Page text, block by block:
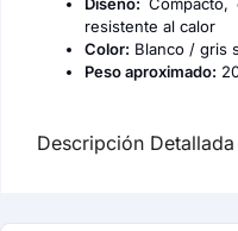
Diseño: Compacto,
resistente al calor
Color: Blanco / gris
Peso aproximado:
Descripción Detallada